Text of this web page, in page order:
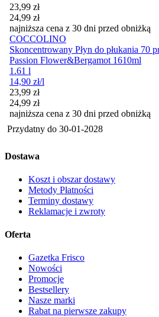
Cena promocyjna
23,99 zł
24,99 zł
najniższa cena z 30 dni przed obniżką
COCCOLINO
Skoncentrowany Płyn do płukania 70
Passion Flower&Bergamot 1610ml
1.61 l
14,90 zł/l
Cena promocyjna
23,99 zł
24,99 zł
najniższa cena z 30 dni przed obniżką
Przydatny do 30-01-2028
Dostawa
Koszt i obszar dostawy
Metody Płatności
Terminy dostawy
Reklamacje i zwroty
Oferta
Gazetka Frisco
Nowości
Promocje
Bestsellery
Nasze marki
Rabat na pierwsze zakupy